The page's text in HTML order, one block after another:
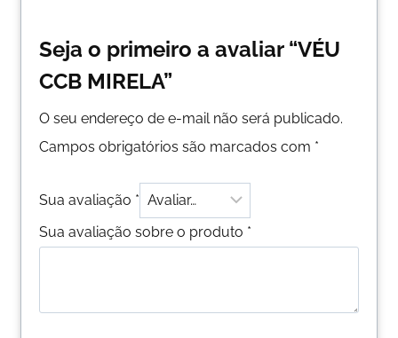
Seja o primeiro a avaliar “VÉU
CCB MIRELA”
O seu endereço de e-mail não será publicado.
Campos obrigatórios são marcados com *
Sua avaliação *
Sua avaliação sobre o produto *